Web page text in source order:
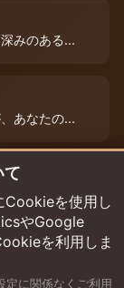
みのある...
あなたの...
るでダー...
て
Cookieを使用し
やGoogle
を利用しま
定に関係なくご利用